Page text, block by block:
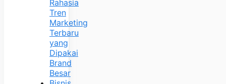
Rahasia
Tren
Marketing
Terbaru
yang
Dipakai
Brand
Besar